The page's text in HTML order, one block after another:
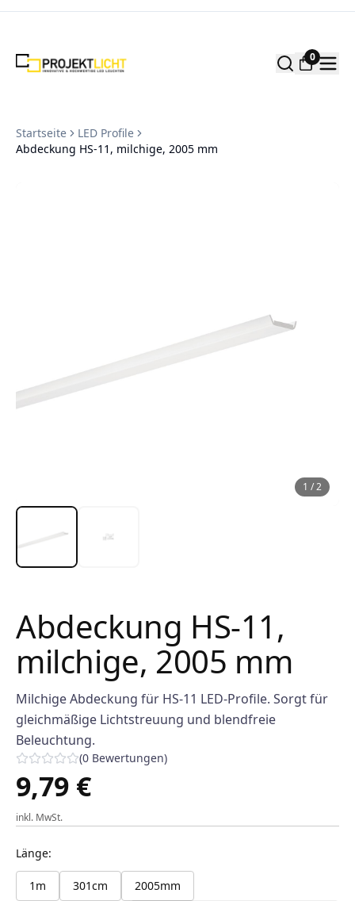
Zum Inhalt springen
0
Startseite
LED Profile
Abdeckung HS-11, milchige, 2005 mm
1 /2
Abdeckung HS-11,
milchige, 2005 mm
Milchige Abdeckung für HS-11 LED-Profile. Sorgt für
gleichmäßige Lichtstreuung und blendfreie
Beleuchtung.
(0 Bewertungen)
9,79 €
inkl. MwSt.
Länge:
1m 301cm 2005mm